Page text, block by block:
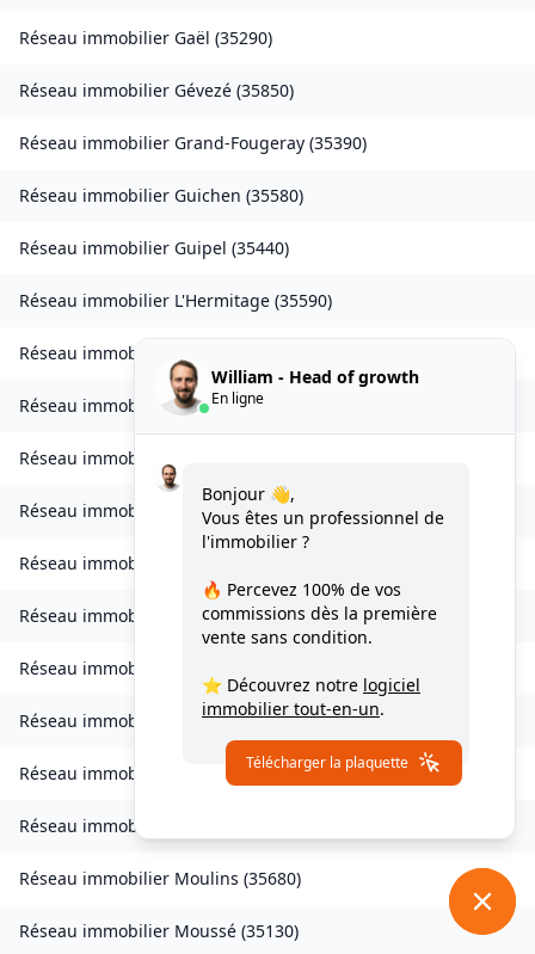
Réseau immobilier Gaël (35290)
Réseau immobilier Gévezé (35850)
Réseau immobilier Grand-Fougeray (35390)
Réseau immobilier Guichen (35580)
Réseau immobilier Guipel (35440)
Réseau immobilier L'Hermitage (35590)
Réseau immobilier
Réseau immobilierLandavran(
Réseau immobilier
Réseau immobilier Lohéac( 35550)
Réseau immobilier
Réseau immobilier Loutehel(35330)
Réseau immobilier
Réseau immobilier Martigné-Ferchaud(35640
Réseau immobilier Maxent 35380)
Réseau immobilier
Réseau immobilier Moulins (35680)
Réseau immobilier Moussé (35130)
William - Head of growth
En ligne
Bonjour 👋,
Vous êtes un professionnel de
l'immobilier ?
🔥 Percevez 100% de vos
commissions dès la première
vente sans condition.
⭐ Découvrez notre logiciel
immobilier tout-en-un.
Télécharger la plaquette